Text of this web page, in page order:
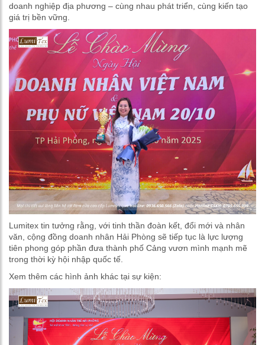
doanh nghiệp địa phương – cùng nhau phát triển, cùng kiến tạo
giá trị bền vững.
Lumitex tin tưởng rằng, với tinh thần đoàn kết, đổi mới và nhân
văn, cộng đồng doanh nhân Hải Phòng sẽ tiếp tục là lực lượng
tiên phong góp phần đưa thành phố Cảng vươn mình mạnh mẽ
trong thời kỳ hội nhập quốc tế.
Xem thêm các hình ảnh khác tại sự kiện: